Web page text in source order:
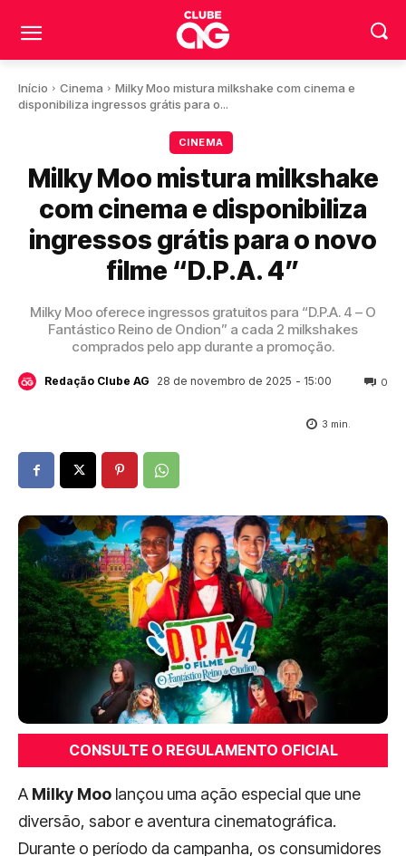
Início Cinema
Milky Moo mistura milkshake com cinema e
disponibiliza ingressos grátis para o...
CINEMA
Milky Moo mistura milkshake
com cinema e disponibiliza
ingressos grátis para o novo
filme “D.P.A. 4”
Milky Moo oferece ingressos gratuitos para “D.P.A. 4 – O
Fantástico Reino de Ondion” a cada 2 milkshakes
comprados pelo app durante a promoção.
Redação Clube AG 28 de novembro de 2025 - 15:00 0
3 min.
CONSULTE O REGULAMENTO OFICIAL
A Milky Moo lançou uma ação especial que une
diversão, sabor e aventura cinematográfica.
Durante o período da campanha, os consumidores